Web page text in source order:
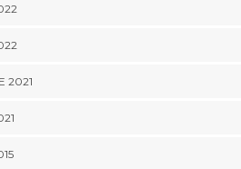
2021